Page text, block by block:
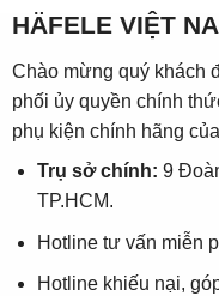
HÄFELE VIỆT
Chào mừng quý khách
phối ủy quyền chính
phụ kiện chính hãng
Trụ sở chính: 9
TP.HCM.
Hotline tư vấn miễn
Hotline khiếu nại,